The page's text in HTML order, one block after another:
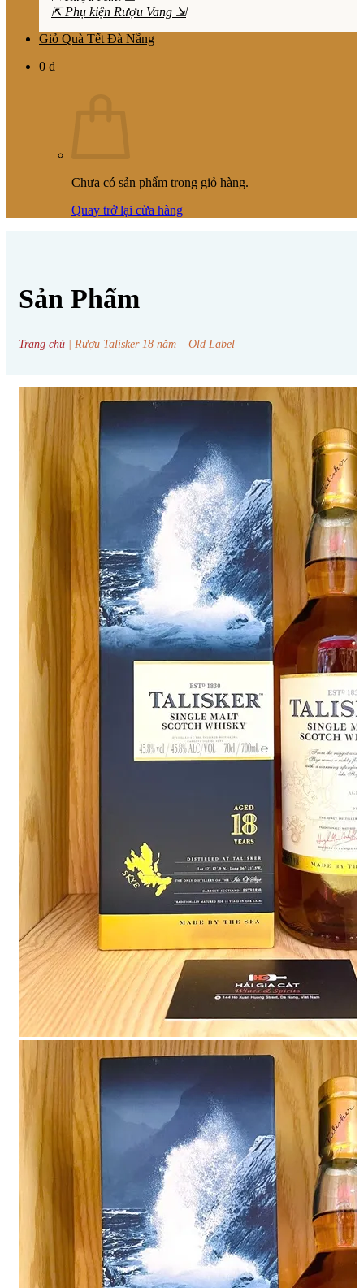
⇱ Phụ kiện Rượu Vang ⇲
Giỏ Quà Tết Đà Nẵng
0 ₫
Chưa có sản phẩm trong giỏ hàng.
Quay trở lại cửa hàng
Sản Phẩm
Trang chủ Rượu Talisker 18 năm – Old Label